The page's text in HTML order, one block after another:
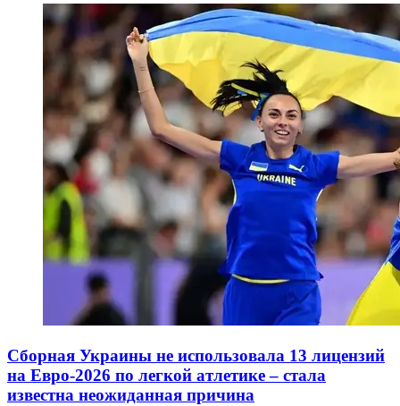
Сборная Украины не использовала 13 лицензий
на Евро-2026 по легкой атлетике – стала
известна неожиданная причина